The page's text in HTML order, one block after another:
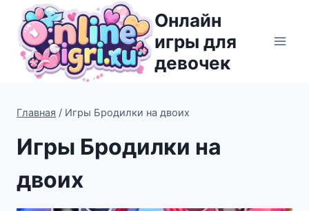
Перейти
содержимому
Онлайн
игры для
девочек
Главная / Игры Бродилки на двоих
Игры Бродилки на
двоих